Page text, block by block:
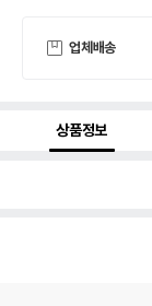
업체배송
상품정보